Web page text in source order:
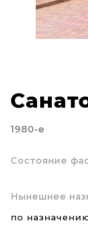
1980-е
Состояние
Нынешнее
по